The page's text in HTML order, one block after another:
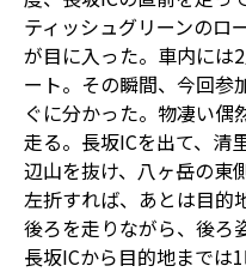
ティッシュグリーンのロ
が目に入った。車内には
ート。その瞬間、今回参
ぐに分かった。物凄い偶
走る。長坂ICを出て、清
辺山を抜け、八ヶ岳の東
左折すれば、あとは目的
後ろを走りながら、後ろ
長坂ICから目的地までは